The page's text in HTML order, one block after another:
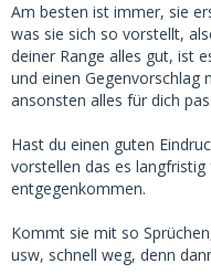
Am besten ist immer, sie
was sie sich so vorstellt,
deiner Range alles gut, ist
und einen Gegenvorschlag
ansonsten alles für dich
Hast du einen guten
vorstellen das es
entgegenkommen.
Kommt sie mit so
usw, schnell weg, denn